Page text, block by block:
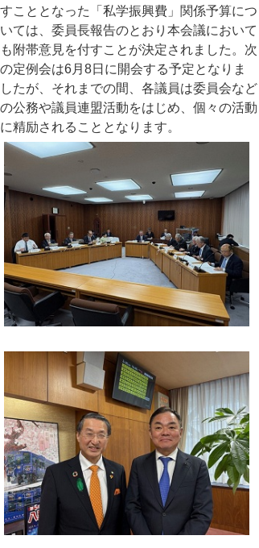
すこととなった「私学振興費」関係予算につ
いては、委員長報告のとおり本会議において
も附帯意見を付すことが決定されました。次
の定例会は6月8日に開会する予定となりま
したが、それまでの間、各議員は委員会など
の公務や議員連盟活動をはじめ、個々の活動
に精励されることとなります。